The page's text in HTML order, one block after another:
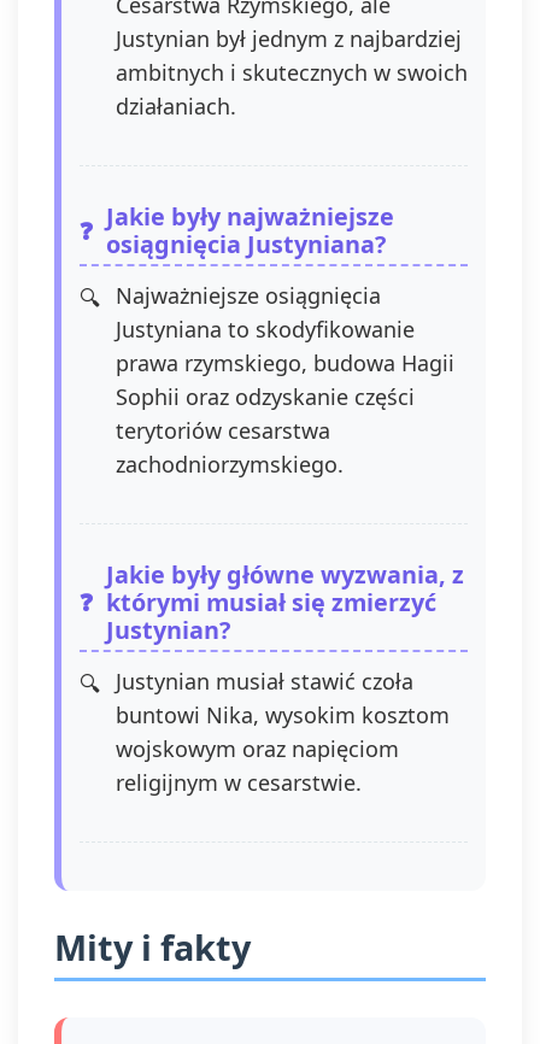
Justynian był jednym z najbardziej
ambitnych i skutecznych w swoich
działaniach.
Jakie były najważniejsze
osiągnięcia Justyniana?
Najważniejsze osiągnięcia
Justyniana to skodyfikowanie
prawa rzymskiego, budowa Hagii
Sophii oraz odzyskanie części
terytoriów cesarstwa
zachodniorzymskiego.
Jakie były główne wyzwania, z
którymi musiał się zmierzyć
Justynian?
Justynian musiał stawić czoła
buntowi Nika, wysokim kosztom
wojskowym oraz napięciom
religijnym w cesarstwie.
Mity i fakty